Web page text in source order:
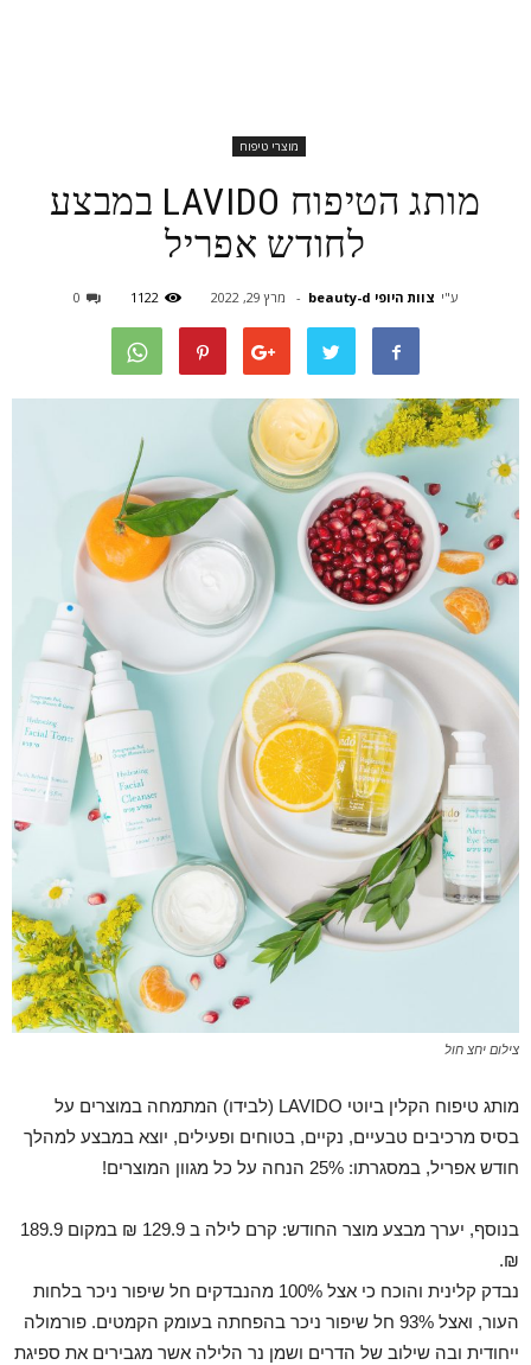
מוצרי טיפוח
מותג הטיפוח LAVIDO במבצע
לחודש אפריל
ע"י צוות היופי beauty-d - מרץ 29, 2022 1122
0
צילום יחצ חול
מותג טיפוח הקלין ביוטי LAVIDO (לבידו) המתמחה במוצרים על
בסיס מרכיבים טבעיים, נקיים, בטוחים ופעילים, יוצא במבצע למהלך
חודש אפריל, במסגרתו: 25% הנחה על כל מגוון המוצרים!
בנוסף, יערך מבצע מוצר החודש: קרם לילה ב 129.9 ₪ במקום 189.9
₪.
נבדק קלינית והוכח כי אצל 100% מהנבדקים חל שיפור ניכר בלחות
העור, ואצל 93% חל שיפור ניכר בהפחתה בעומק הקמטים. פורמולה
ייחודית ובה שילוב של הדרים ושמן נר הלילה אשר מגבירים את ספיגת